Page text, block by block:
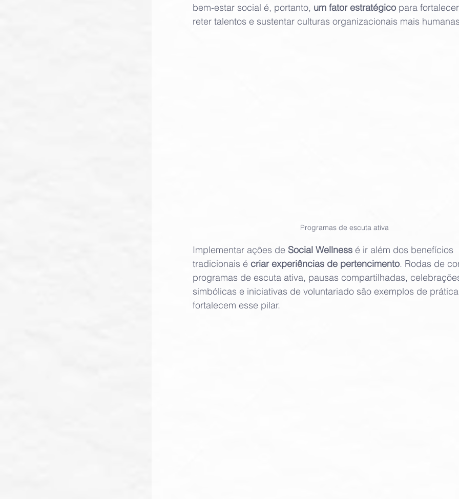
bem-estar social é, portanto, um fator estratégico para
reter talentos e sustentar culturas organizacionais mais
Programas de escuta ativa
Implementar ações de Social Wellness é ir além dos benefícios
tradicionais é criar experiências de pertencimento. Rodas de
programas de escuta ativa, pausas compartilhadas,
simbólicas e iniciativas de voluntariado são exemplos de
fortalecem esse pilar.